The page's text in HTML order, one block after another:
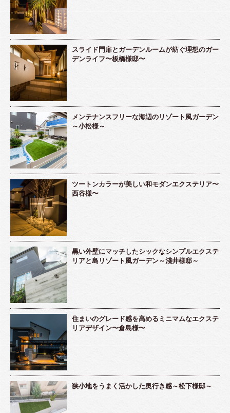
スライド門扉とガーデンルームが紡ぐ理想のガー
デンライフ〜板橋様邸〜
メンテナンスフリーな海辺のリゾート風ガーデン
～小松様～
ツートンカラーが美しい和モダンエクステリア〜
西谷様〜
黒い外壁にマッチしたシックなシンプルエクステ
リアと島リゾート風ガーデン～淺井様邸～
住まいのグレード感を高めるミニマムなエクステ
リアデザイン〜倉島様〜
狭小地をうまく活かした奥行き感～松下様邸～